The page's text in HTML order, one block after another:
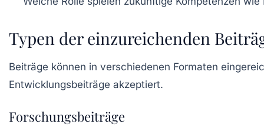
Typen der einzureichenden
Beiträge können in verschiedenen Formaten
Entwicklungsbeiträge akzeptiert.
Forschungsbeiträge